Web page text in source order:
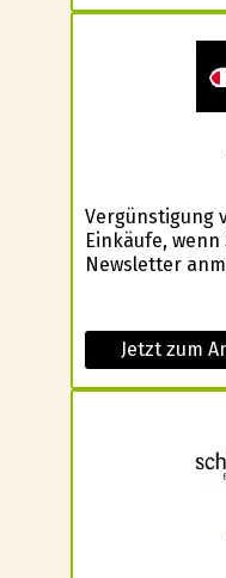
Vergünstigung
Einkäufe,
Newsletter
Jetzt zum